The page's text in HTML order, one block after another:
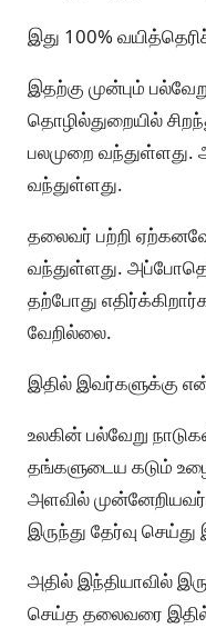
இது 100%
இதற்கு முன்பும்
தொழில்துறையில்
பலமுறை வந்துள்ளது.
வந்துள்ளது.
தலைவர் பற்றி
வந்துள்ளது.
தற்போது
வேறில்லை.
இதில் இவர்களுக்கு
உலகின் பல்வேறு
தங்களுடைய கடும்
அளவில்
இருந்து தேர்வு
அதில் இந்தியாவில்
செய்த தலைவரை